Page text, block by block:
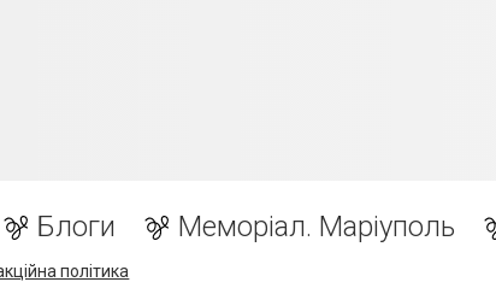
Блоги Меморіал. Маріуполь
політика